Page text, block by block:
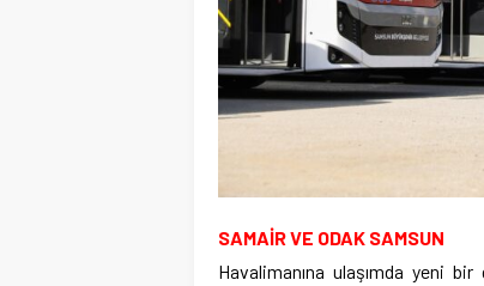
SAMAİR VE ODAK SAMSUN
Havalimanına ulaşımda yeni